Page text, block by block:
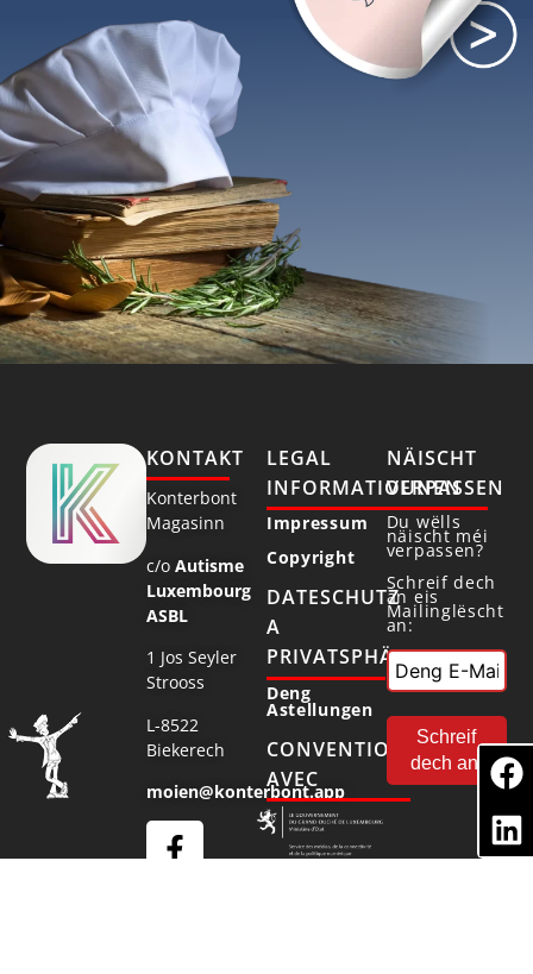
KONTAKT
Konterbont
Magasinn
c/oAutisme
Luxembourg
ASBL
1 Jos Seyler
Strooss
L-8522
Biekerech
moien@konterbont.app
LEGAL
INFORMATIOUNEN
Impressum
Copyright
DATESCHUTZ
A
PRIVATSPHÄR
Deng
Astellungen
CONVENTIONNÉ
AVEC
NÄISCHT
VERPASSEN
Du wëlls
näischt méi
verpassen?
Schreif dech
an eis
Mailinglëscht
an: